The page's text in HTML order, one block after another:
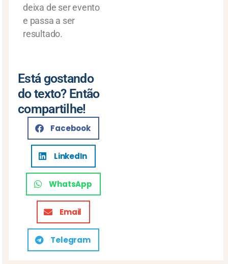
deixa de ser evento
e passa a ser
resultado.
Está gostando
do texto? Então
compartilhe!
Facebook
LinkedIn
WhatsApp
Email
Telegram